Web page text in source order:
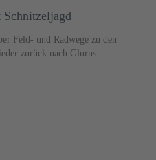
Feld- und Radwege zu den
zurück nach Glurns